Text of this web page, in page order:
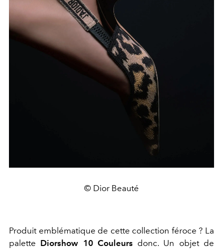
© Dior Beauté
Produit emblématique de cette collection féroce ? La
palette Diorshow 10 Couleurs donc. Un objet de